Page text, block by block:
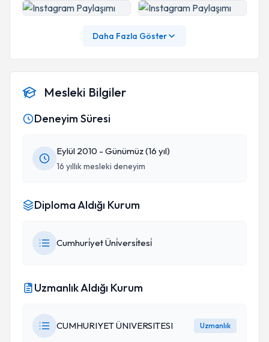
Daha Fazla Göster
Mesleki Bilgiler
Deneyim Süresi
Eylül 2010 - Günümüz (16 yıl)
16 yıllık mesleki deneyim
Diploma Aldığı Kurum
Cumhuri̇yet Üni̇versi̇tesi̇
Uzmanlık Aldığı Kurum
CUMHURIYET ÜNIVERSITESI Uzmanlık